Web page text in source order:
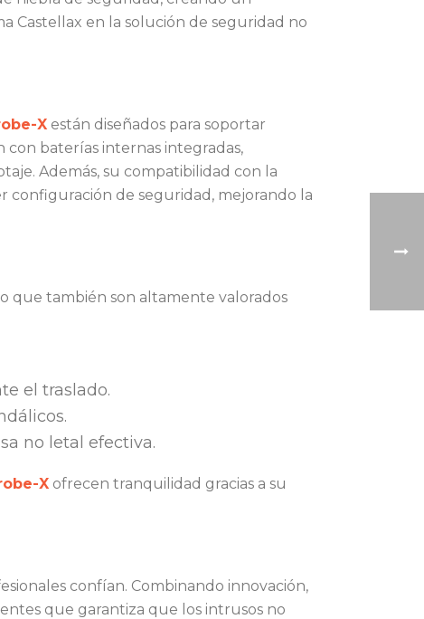
Castellax en la solución de seguridad no
X están diseñados para soportar
con baterías internas integradas,
Además, su compatibilidad con la
configuración de seguridad, mejorando la
que también son altamente valorados
el traslado.
no letal efectiva.
X ofrecen tranquilidad gracias a su
confían. Combinando innovación,
que garantiza que los intrusos no